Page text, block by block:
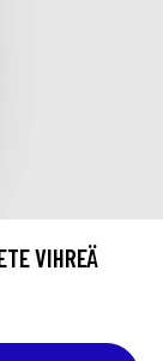
VIHREÄ